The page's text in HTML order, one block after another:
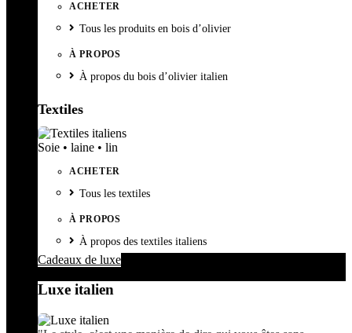
ACHETER
Tous les produits en bois d’olivier
À PROPOS
À propos du bois d’olivier italien
Textiles
Soie • laine • lin
ACHETER
Tous les textiles
À PROPOS
À propos des textiles italiens
Cadeaux de luxe
Luxe italien